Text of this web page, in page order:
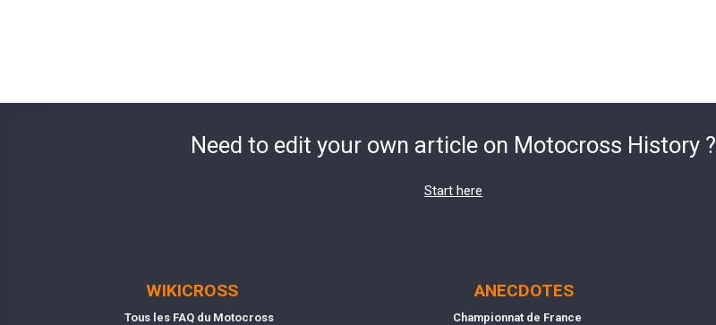
Need to edit your own article on Motocross History ?
Start here
WIKICROSS
Tous les FAQ du Motocross
ANECDOTES
Championnat de France